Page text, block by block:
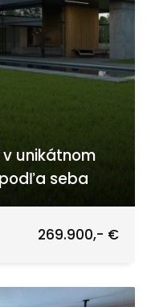
unikátnom
seba
269.900,- €